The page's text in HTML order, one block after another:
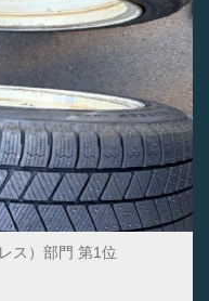
ス）部門 第1位